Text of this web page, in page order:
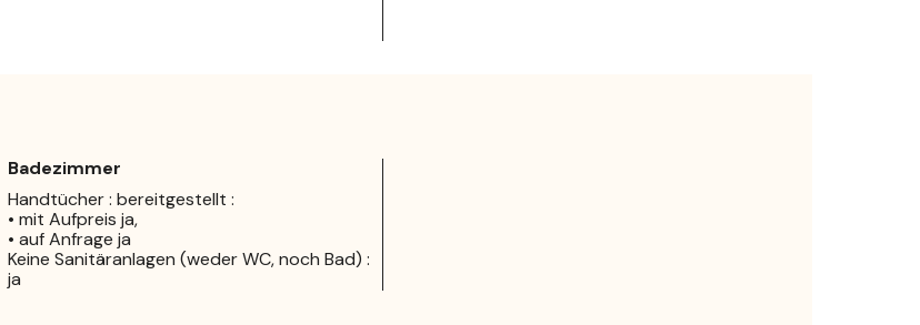
Badezimmer
Handtücher : bereitgestellt :
• mit Aufpreis ja,
• auf Anfrage ja
Keine Sanitäranlagen (weder WC, noch Bad) :
ja